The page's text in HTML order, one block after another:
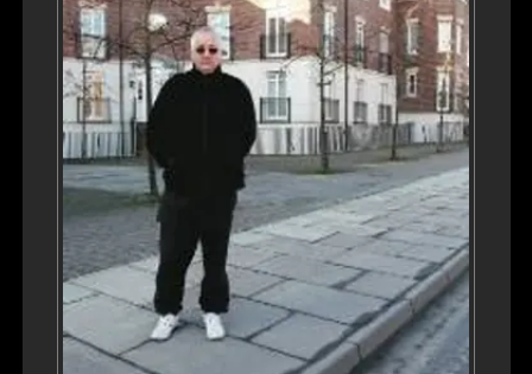
تحقيقات
ركن الخيال
عن الموقع
ENGLISH